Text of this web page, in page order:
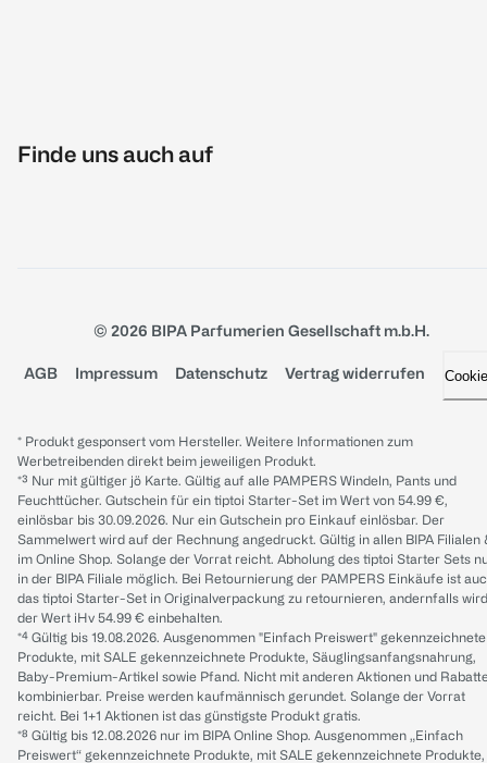
Finde uns auch auf
© 2026 BIPA Parfumerien Gesellschaft m.b.H.
AGB Impressum Datenschutz Vertrag widerrufen
* Produkt gesponsert vom Hersteller. Weitere Informationen zum
Werbetreibenden direkt beim jeweiligen Produkt.
*³ Nur mit gültiger jö Karte. Gültig auf alle PAMPERS Windeln, Pants und
Feuchttücher. Gutschein für ein tiptoi Starter-Set im Wert von 54.99 €,
einlösbar bis 30.09.2026. Nur ein Gutschein pro Einkauf einlösbar. Der
Sammelwert wird auf der Rechnung angedruckt. Gültig in allen BIPA Filialen
im Online Shop. Solange der Vorrat reicht. Abholung des tiptoi Starter Sets
in der BIPA Filiale möglich. Bei Retournierung der PAMPERS Einkäufe ist
das tiptoi Starter-Set in Originalverpackung zu retournieren, andernfalls wird
der Wert iHv 54.99 € einbehalten.
*⁴ Gültig bis 19.08.2026. Ausgenommen "Einfach Preiswert" gekennzeichnete
Produkte, mit SALE gekennzeichnete Produkte, Säuglingsanfangsnahrung,
Baby-Premium-Artikel sowie Pfand. Nicht mit anderen Aktionen und
kombinierbar. Preise werden kaufmännisch gerundet. Solange der Vorrat
reicht. Bei 1+1 Aktionen ist das günstigste Produkt gratis.
*⁸ Gültig bis 12.08.2026 nur im BIPA Online Shop. Ausgenommen „Einfach
Preiswert“ gekennzeichnete Produkte, mit SALE gekennzeichnete Produkte,